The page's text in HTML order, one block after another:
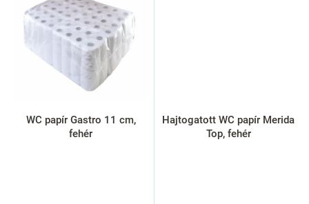
WC papír Gastro 11 cm,
fehér
Hajtogatott WC papír Merida
Top, fehér